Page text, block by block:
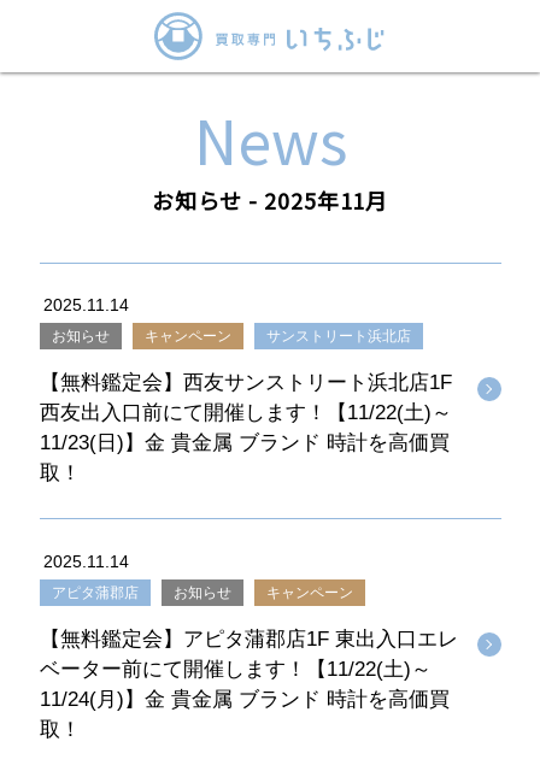
News
お知らせ - 2025年11月
2025.11.14
お知らせ キャンペーン サンストリート浜北店
【無料鑑定会】西友サンストリート浜北店1F
西友出入口前にて開催します！【11/22(土)～
11/23(日)】金 貴金属 ブランド 時計を高価買
取！
2025.11.14
アピタ蒲郡店 お知らせ キャンペーン
【無料鑑定会】アピタ蒲郡店1F 東出入口エレ
ベーター前にて開催します！【11/22(土)～
11/24(月)】金 貴金属 ブランド 時計を高価買
取！